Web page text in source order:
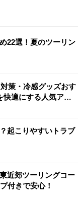
22選！夏のツーリン
策・冷感グッズおす
快適にする人気アイ
起こりやすいトラブ
近郊ツーリングコー
付きで安心！